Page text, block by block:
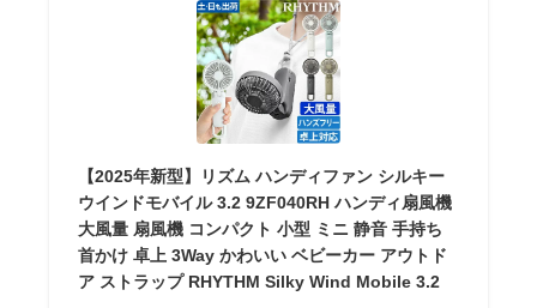
【2025年新型】リズム ハンディファン シルキー
ウインドモバイル 3.2 9ZF040RH ハンディ扇風機
大風量 扇風機 コンパクト 小型 ミニ 静音 手持ち
首かけ 卓上 3Way かわいい ベビーカー アウトド
ア ストラップ RHYTHM Silky Wind Mobile 3.2